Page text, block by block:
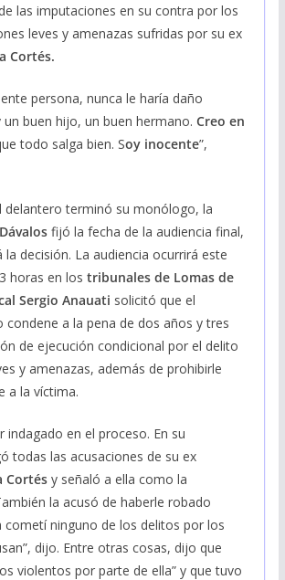
las imputaciones en su contra por los
leves y amenazas sufridas por su ex
Cortés.
persona, nunca le haría daño
un buen hijo, un buen hermano. Creo en
todo salga bien. Soy inocente”,
delantero terminó su monólogo, la
fijó la fecha de la audiencia final,
la decisión. La audiencia ocurrirá este
horas en los tribunales de Lomas de
Sergio Anauati solicitó que el
condene a la pena de dos años y tres
de ejecución condicional por el delito
y amenazas, además de prohibirle
a la víctima.
indagado en el proceso. En su
todas las acusaciones de su ex
Cortésy señaló a ella como la
la acusó de haberle robado
cometí ninguno de los delitos por los
dijo. Entre otras cosas, dijo que
violentos por parte de ella” y que tuvo